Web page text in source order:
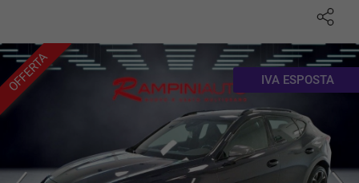
PROMOZIONI
NOLEGGIO A LUNGO TERMINE
AUTO NEOPATENTATI
OFFERTA IVA ESPOSTA
esprimere
le
tue
preferenze
tecnologie
di